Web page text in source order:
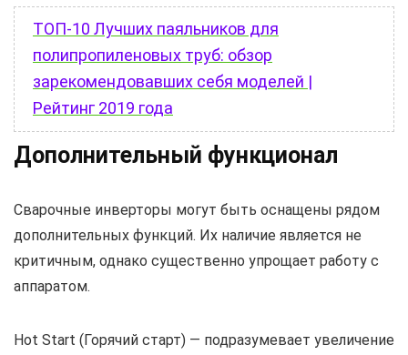
ТОП-10 Лучших паяльников для
полипропиленовых труб: обзор
зарекомендовавших себя моделей |
Рейтинг 2019 года
Дополнительный функционал
Сварочные инверторы могут быть оснащены рядом
дополнительных функций. Их наличие является не
критичным, однако существенно упрощает работу с
аппаратом.
Hot Start (Горячий старт) — подразумевает увеличение